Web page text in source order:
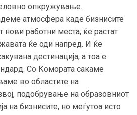
опкружување.
атмосфера каде бизнисите
нови работни места, ќе растат
ќе оди напред. И ќе
дестинација, а тоа е
Со Комората сакаме
во областите на
подобрување на образовниот
на бизнисите, но меѓутоа исто